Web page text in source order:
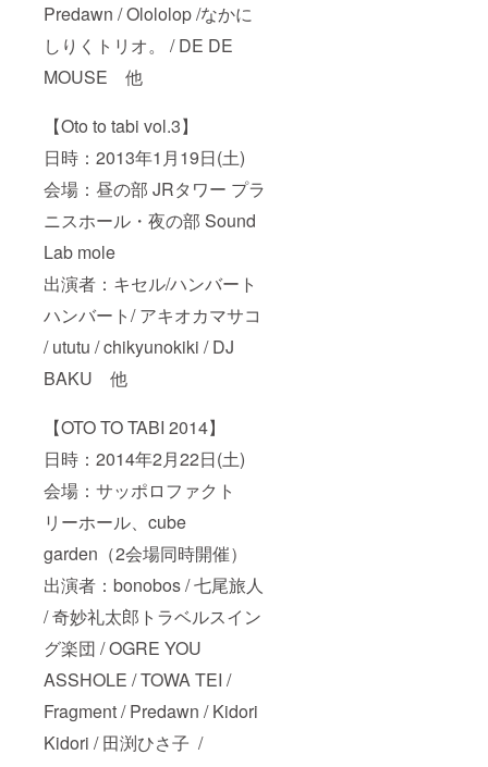
Predawn / Olololop /なかに
しりくトリオ。 / DE DE
MOUSE 他
【Oto to tabi vol.3】
日時：2013年1月19日(土)
会場：昼の部 JRタワー プラ
ニスホール・夜の部 Sound
Lab mole
出演者：キセル/ハンバート
ハンバート/ アキオカマサコ
/ ututu / chikyunokiki / DJ
BAKU 他
【OTO TO TABI 2014】
日時：2014年2月22日(土)
会場：サッポロファクト
リーホール、cube
garden（2会場同時開催）
出演者：bonobos / 七尾旅人
/ 奇妙礼太郎トラベルスイン
グ楽団 / OGRE YOU
ASSHOLE / TOWA TEI /
Fragment / Predawn / Kidori
Kidori / 田渕ひさ子 /